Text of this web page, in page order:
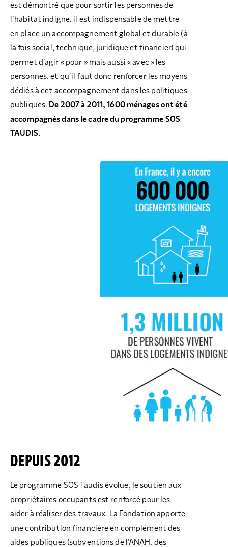
est démontré que pour sortir les personnes de
l’habitat indigne, il est indispensable de mettre
en place un accompagnement global et durable (à
la fois social, technique, juridique et financier) qui
permet d’agir « pour » mais aussi « avec » les
personnes, et qu’il faut donc renforcer les moyens
dédiés à cet accompagnement dans les politiques
publiques. De 2007 à 2011, 1600 ménages ont été
accompagnésdans le cadre du programme SOS
TAUDIS.
DEPUIS 2012
Le programme SOS Taudis évolue, le soutien aux
propriétaires occupants est renforcé pour les
aider à réaliser des travaux. La Fondation apporte
une contribution financière en complément des
aides publiques (subventions de l’ANAH, des